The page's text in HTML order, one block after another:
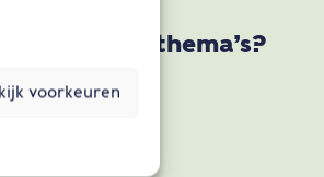
voorkeuren
over deze thema’s?